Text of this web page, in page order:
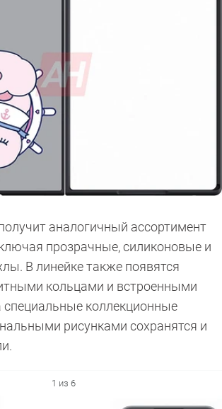
аналогичный ассортимент
прозрачные, силиконовые и
В линейке также появятся
кольцами и встроенными
специальные коллекционные
рисунками сохранятся и
1 из 6